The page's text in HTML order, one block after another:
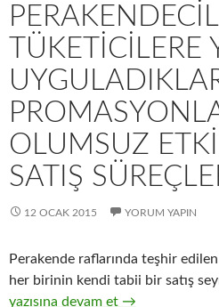
TÜKETICILERE
OLUMSUZ
SATIŞ
12 OCAK 2015 YORUM YAPIN
Perakende raflarında teşhir
her birinin kendi tabii bir satış
22-Üretici firmaların
yazısına devam et →